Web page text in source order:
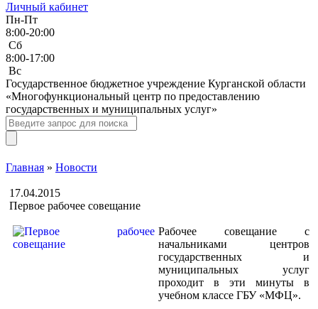
Личный кабинет
Пн-Пт
8:00-20:00
Сб
8:00-17:00
Bc
Государственное бюджетное учреждение Курганской области
«Многофункциональный центр по предоставлению
государственных и муниципальных услуг»
Главная » Новости
17.04.2015
Первое рабочее совещание
Рабочее совещание с
начальниками центров
государственных и
муниципальных услуг
проходит в эти минуты в
учебном классе ГБУ «МФЦ».